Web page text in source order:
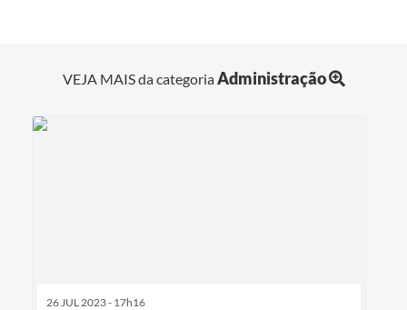
VEJA MAIS da categoriaAdministração
26 JUL 2023 - 17h16